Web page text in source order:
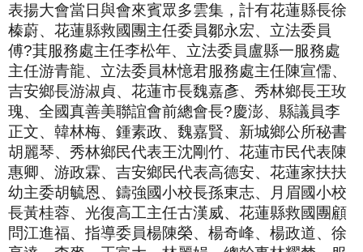
表揚大會當日與會來賓眾多雲集，計有花蓮縣長徐
榛蔚、花蓮縣救國團主任委員鄒永宏、立法委員
傅?萁服務處主任李松年、立法委員盧縣一服務處
主任游青龍、立法委員林憶君服務處主任陳宣儒、
吉安鄉長游淑貞、花蓮市長魏嘉彥、秀林鄉長王玫
瑰、全國真善美聯誼會前總會長?慶澎、縣議員李
正文、韓林梅、鍾素政、魏嘉賢、新城鄉公所秘書
胡麗琴、秀林鄉民代表王沈剛竹、花蓮市民代表陳
惠卿、游政霖、吉安鄉民代表高德安、花蓮家扶扶
幼主委胡毓恩、鑄強國小校長孫東志、月眉國小校
長黃桂蓉、光復高工主任古漢威、花蓮縣救國團顧
問江進福、指導委員楊陳榮、楊奇峰、楊政道、徐